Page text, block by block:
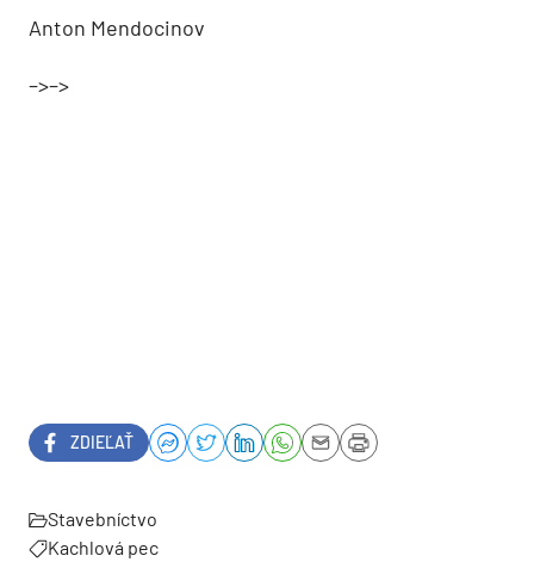
Anton Mendocinov
–>–>
ZDIEĽAŤ
Stavebníctvo
Kachlová pec